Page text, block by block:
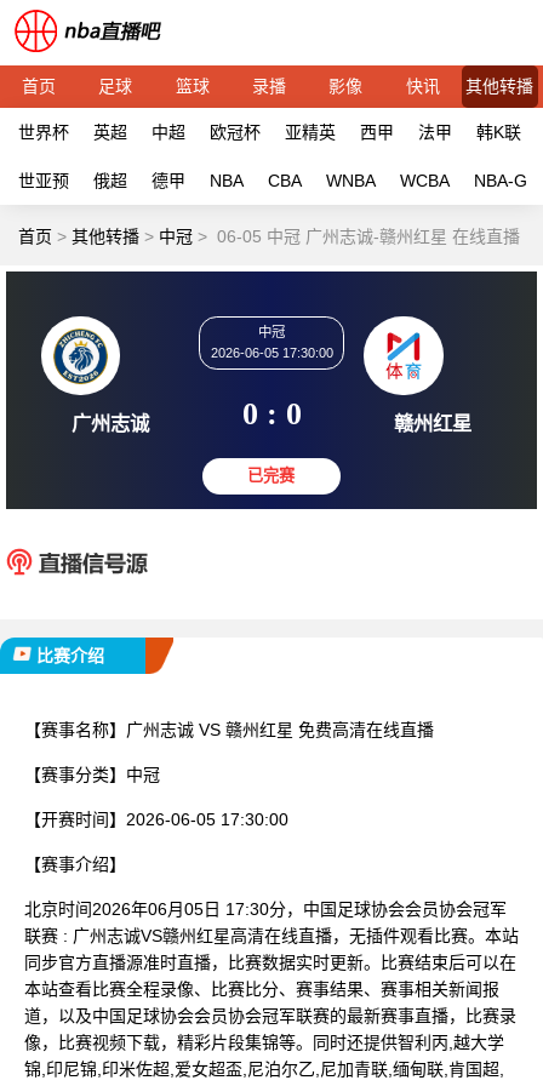
首页 足球 篮球 录播 影像 快讯 其他转播
世界杯 英超 中超 欧冠杯 亚精英 西甲 法甲 韩K联
世亚预 俄超 德甲 NBA CBA WNBA WCBA NBA-G
首页 > 其他转播 > 中冠 > 06-05 中冠 广州志诚-赣州红星 在线直播
广州志诚
2026-06-05 17:30:00
0 : 0 赣州
比赛介绍
【赛事名称】 广州志诚 VS 赣州红星 免费高清在线直播
【赛事分类】 中冠
【开赛时间】 2026-06-05 17:30:00
【赛事介绍】
北京时间2026年06月05日 17:30分，中国足球协会会员协会冠军
联赛 : 广州志诚VS赣州红星高清在线直播，无插件观看比赛。本站
同步官方直播源准时直播，比赛数据实时更新。比赛结束后可以在
本站查看比赛全程录像、比赛比分、赛事结果、赛事相关新闻报
道，以及中国足球协会会员协会冠军联赛的最新赛事直播，比赛录
像，比赛视频下载，精彩片段集锦等。同时还提供智利丙,越大学
锦,印尼锦,印米佐超,爱女超盃,尼泊尔乙,尼加青联,缅甸联,肯国超,